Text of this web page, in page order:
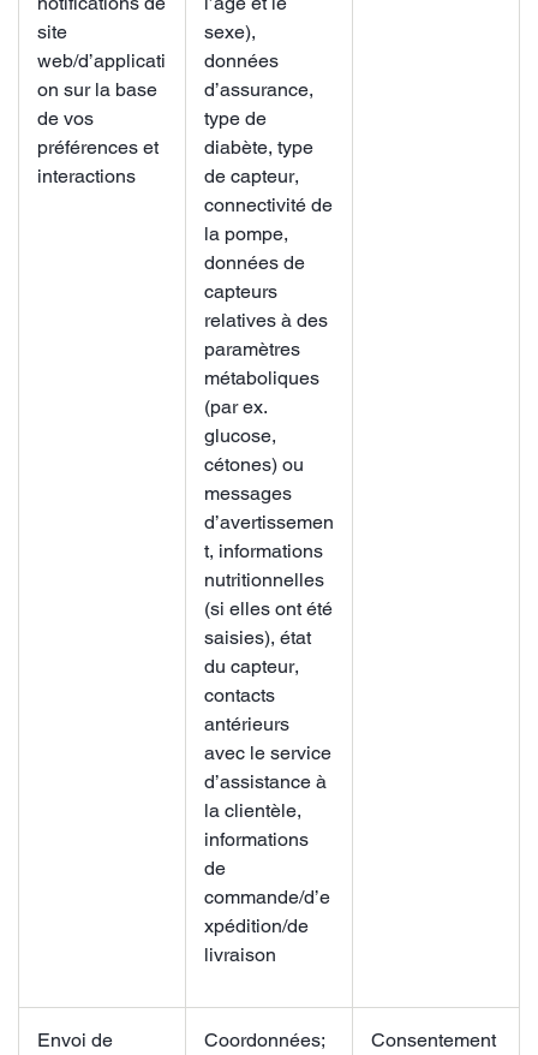
site
web/d’applicati
on sur la base
de vos
préférences et
interactions
sexe),
données
d’assurance,
type de
diabète, type
de capteur,
connectivité de
la pompe,
données de
capteurs
relatives à des
paramètres
métaboliques
(par ex.
glucose,
cétones) ou
messages
d’avertissemen
t, informations
nutritionnelles
(si elles ont été
saisies), état
du capteur,
contacts
antérieurs
avec le service
d’assistance à
la clientèle,
informations
de
commande/d’e
xpédition/de
livraison
Envoi de
Coordonnées;
Consentement